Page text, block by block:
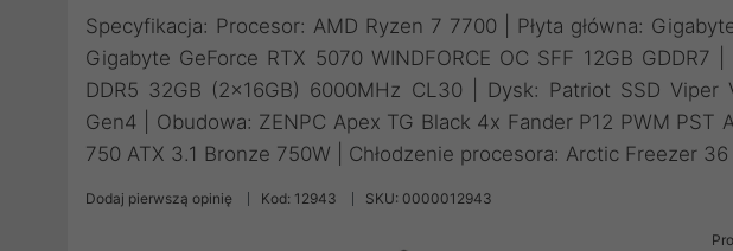
Specyfikacja: Procesor: AMD Ryzen 7 7700 | Płyta główna:
Gigabyte GeForce RTX 5070 WINDFORCE OC SFF 12GB GDDR7
DDR5 32GB (2x16GB) 6000MHz CL30 | Dysk: Patriot SSD
Gen4 | Obudowa: ZENPC Apex TG Black 4x Fander P12 PWM PST
750 ATX 3.1 Bronze 750W | Chłodzenie procesora: Arctic Freezer 36
Dodaj pierwszą opinię Kod: 12943 SKU: 0000012943